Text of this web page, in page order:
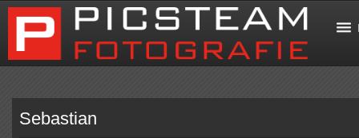
Sebastian